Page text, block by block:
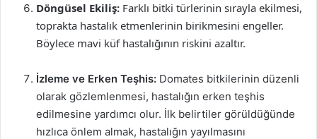
Döngüsel Ekiliş: Farklı bitki türlerinin sırayla ekilmesi,
toprakta hastalık etmenlerinin birikmesini engeller.
Böylece mavi küf hastalığının riskini azaltır.
İzleme ve Erken Teşhis: Domates bitkilerinin düzenli
olarak gözlemlenmesi, hastalığın erken teşhis
edilmesine yardımcı olur. İlk belirtiler görüldüğünde
hızlıca önlem almak, hastalığın yayılmasını